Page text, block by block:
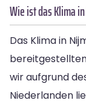
Wie ist das Klima
Das Klima in
wir aufgrund
Niederlanden